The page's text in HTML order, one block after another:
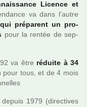
Licence et
va dans l’autre
pré­pa­rent un pro­
pour la rentée de sep­
va être réduite à 34
pour tous, et de 4 mois
1979 (direc­ti­ves